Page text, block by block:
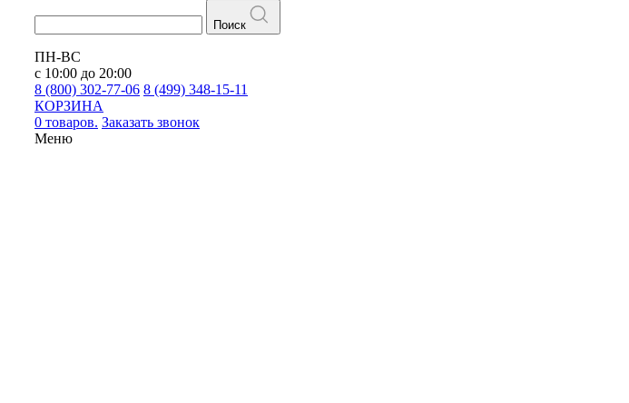
Поиск
ПН-ВС
с 10:00 до 20:00
8 (800) 302-77-06 8 (499) 348-15-11
КОРЗИНА
0 товаров. Заказать звонок
Меню